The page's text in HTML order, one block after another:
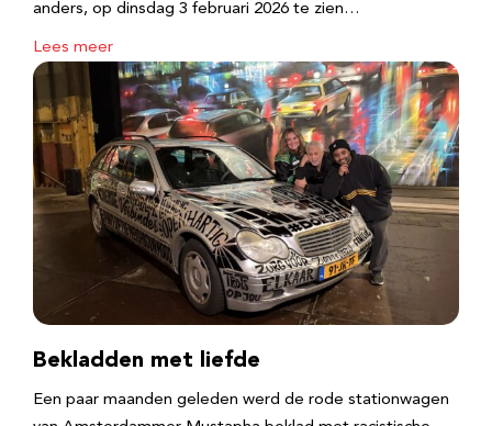
anders, op dinsdag 3 februari 2026 te zien…
Lees meer
Bekladden met liefde
Een paar maanden geleden werd de rode stationwagen